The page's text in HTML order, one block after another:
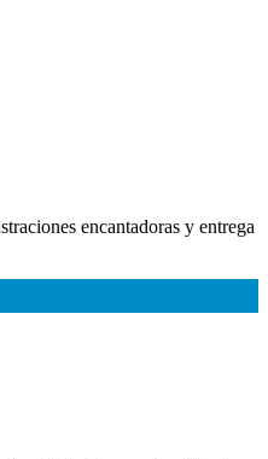
encantadoras y entrega